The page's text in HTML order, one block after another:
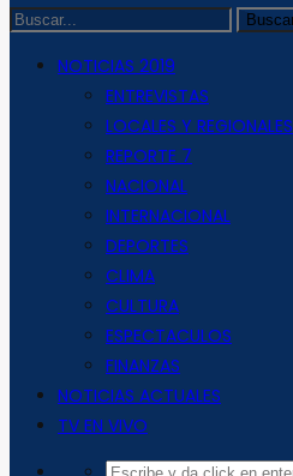
NOTICIAS 2019
ENTREVISTAS
LOCALES Y REGIONALES
REPORTE 7
NACIONAL
INTERNACIONAL
DEPORTES
CLIMA
CULTURA
ESPECTACULOS
FINANZAS
NOTICIAS ACTUALES
TV EN VIVO